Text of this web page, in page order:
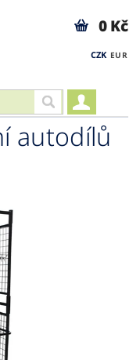
CZK EUR
0 Kč
autodílů